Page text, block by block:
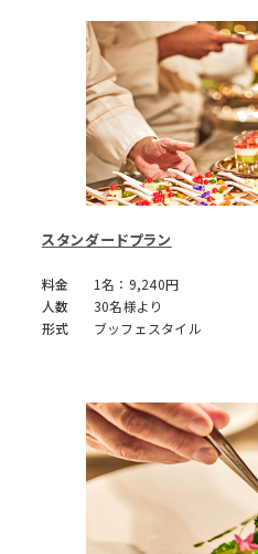
てのパーティーが可能です。ガ
ーデン・リビングも使用し
て、記念すべき日や喜びの日を
分かち合うパーティーを演出
いたします。
入社式・内定式
ゲストハウスならではのリゾ
て、新たに加わる仲間たちを
歓迎、交流する場を演出いた
します。
スタンダードプラン
料金
1名：9,240円
人数
30名様より
形式
ブッフェスタイル